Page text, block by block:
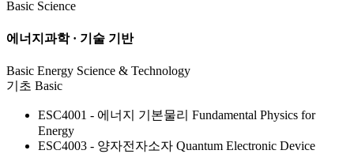
Basic Science
에너지과학 · 기술 기반
Basic Energy Science & Technology
기초 Basic
ESC4001 - 에너지 기본물리 Fundamental Physics for
Energy
ESC4003 - 양자전자소자 Quantum Electronic Device